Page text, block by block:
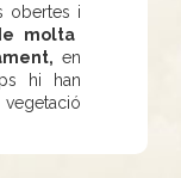
obertes i
molta
en
hi han